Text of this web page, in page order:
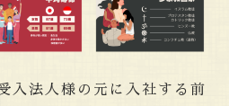
入法人様の元に入社する前